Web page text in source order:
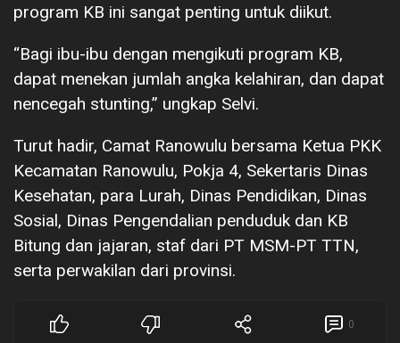
program KB ini sangat penting untuk diikut.
“Bagi ibu-ibu dengan mengikuti program KB,
dapat menekan jumlah angka kelahiran, dan dapat
nencegah stunting,” ungkap Selvi.
Turut hadir, Camat Ranowulu bersama Ketua PKK
Kecamatan Ranowulu, Pokja 4, Sekertaris Dinas
Kesehatan, para Lurah, Dinas Pendidikan, Dinas
Sosial, Dinas Pengendalian penduduk dan KB
Bitung dan jajaran, staf dari PT MSM-PT TTN,
serta perwakilan dari provinsi.
0